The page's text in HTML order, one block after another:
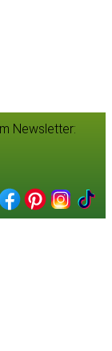
Newsletter: